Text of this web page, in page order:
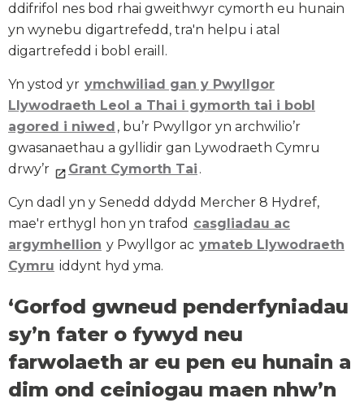
ddifrifol nes bod rhai gweithwyr cymorth eu hunain
yn wynebu digartrefedd, tra'n helpu i atal
digartrefedd i bobl eraill.
Yn ystod yr ymchwiliad gan y Pwyllgor
Llywodraeth Leol a Thai i gymorth tai i bobl
agored i niwed , bu’r Pwyllgor yn archwilio’r
gwasanaethau a gyllidir gan Lywodraeth Cymru
drwy’r
Grant Cymorth Tai .
Cyn dadl yn y Senedd ddydd Mercher 8 Hydref,
mae'r erthygl hon yn trafod casgliadau ac
argymhellion y Pwyllgor ac ymateb Llywodraeth
Cymru iddynt hyd yma.
‘Gorfod gwneud penderfyniadau
sy’n fater o fywyd neu
farwolaeth ar eu pen eu hunain a
dim ond ceiniogau maen nhw’n